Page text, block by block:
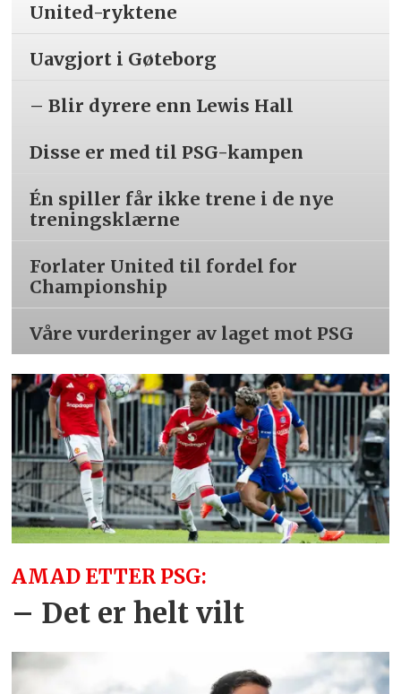
United-ryktene
Uavgjort i Gøteborg
– Blir dyrere enn Lewis Hall
Disse er med til PSG-kampen
Én spiller får ikke trene i de nye
treningsklærne
Forlater United til fordel for
Championship
Våre vurderinger av laget mot PSG
AMAD ETTER PSG:
– Det er helt vilt